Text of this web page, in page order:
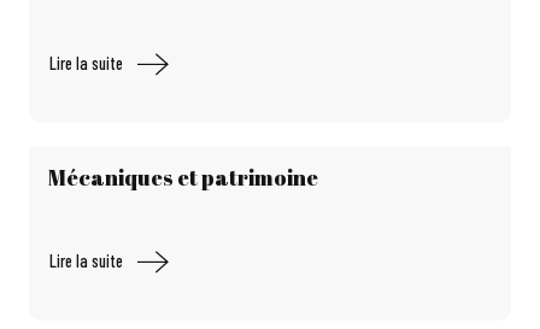
Lire la suite
Mécaniques et patrimoine
Lire la suite